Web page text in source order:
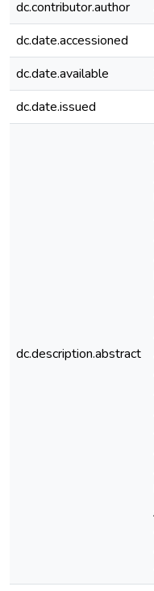
dc.contributor.author
dc.date.accessioned
dc.date.available
dc.date.issued
dc.description.abstract